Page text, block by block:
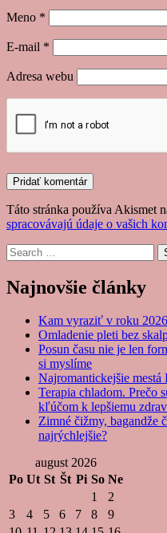
Meno *
E-mail *
Adresa webu
Táto stránka používa Akismet
spracovávajú údaje o vašich
Search
Najnovšie články
Kam vyraziť v roku
Omladenie pleti bez
Posun času nie je len
si myslíme
Najromantickejšie mestá
Terapia chladom. Prečo
kľúčom k lepšiemu
Zimné čižmy, bagandže
najrýchlejšie?
august 2026
Po Ut St Št Pi So Ne
1
2
3
4 5 6 7 8
9